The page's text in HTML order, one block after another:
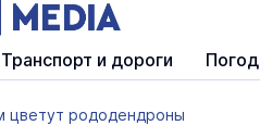
Транспорт и дороги
цветут рододендроны